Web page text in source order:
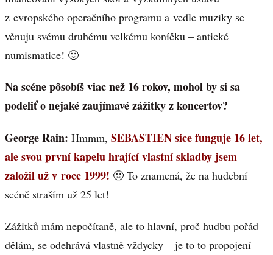
z evropského operačního programu a vedle muziky se
věnuju svému druhému velkému koníčku – antické
numismatice! 🙂
Na scéne pôsobíš viac než 16 rokov, mohol by si sa
podeliť o nejaké zaujímavé zážitky z koncertov?
George Rain: Hmmm, SEBASTIEN sice funguje 16 let,
ale svou první kapelu hrající vlastní skladby jsem
založil už v roce 1999! 🙂 To znamená, že na hudební
scéně straším už 25 let!
Zážitků mám nepočítaně, ale to hlavní, proč hudbu pořád
dělám, se odehrává vlastně vždycky – je to to propojení